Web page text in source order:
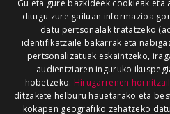
Gu eta gure bazkideek cookieak
ditugu zure gailuan informazioa
datu pertsonalak tratatzeko
identifikatzaile bakarrak eta
pertsonalizatuak eskaintzeko,
audientziaren inguruko
hobetzeko. Hirugarrenen
ditzakete helburu hauetarako eta
kokapen geografiko zehatzeko